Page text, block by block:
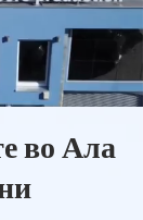
во Ала